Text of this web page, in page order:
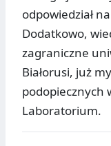
odpowiedział
Dodatkowo,
zagraniczne
Białorusi, już
podopiecznych
Laboratorium.